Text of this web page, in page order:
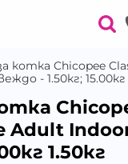
котка Chicopee
- 1.50кг; 15.00кг
Adult
1.50кг